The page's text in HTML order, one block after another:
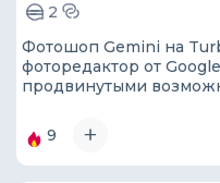
2
Фотошоп Gemini на
фоторедактор от
продвинутыми
изменения стиля и
9